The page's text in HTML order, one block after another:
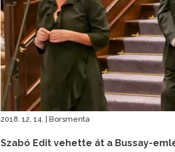
2018. 12. 14. | Borsmenta
Szabó Edit vehette át a Bussay-